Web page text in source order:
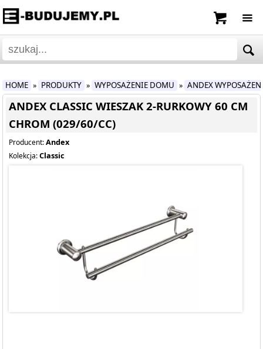
HOME » PRODUKTY » WYPOSAŻENIE DOMU » ANDEX
ANDEX CLASSIC WIESZAK 2-RURKOWY 60 CM
CHROM (029/60/CC)
Producent:Andex
Kolekcja:Classic